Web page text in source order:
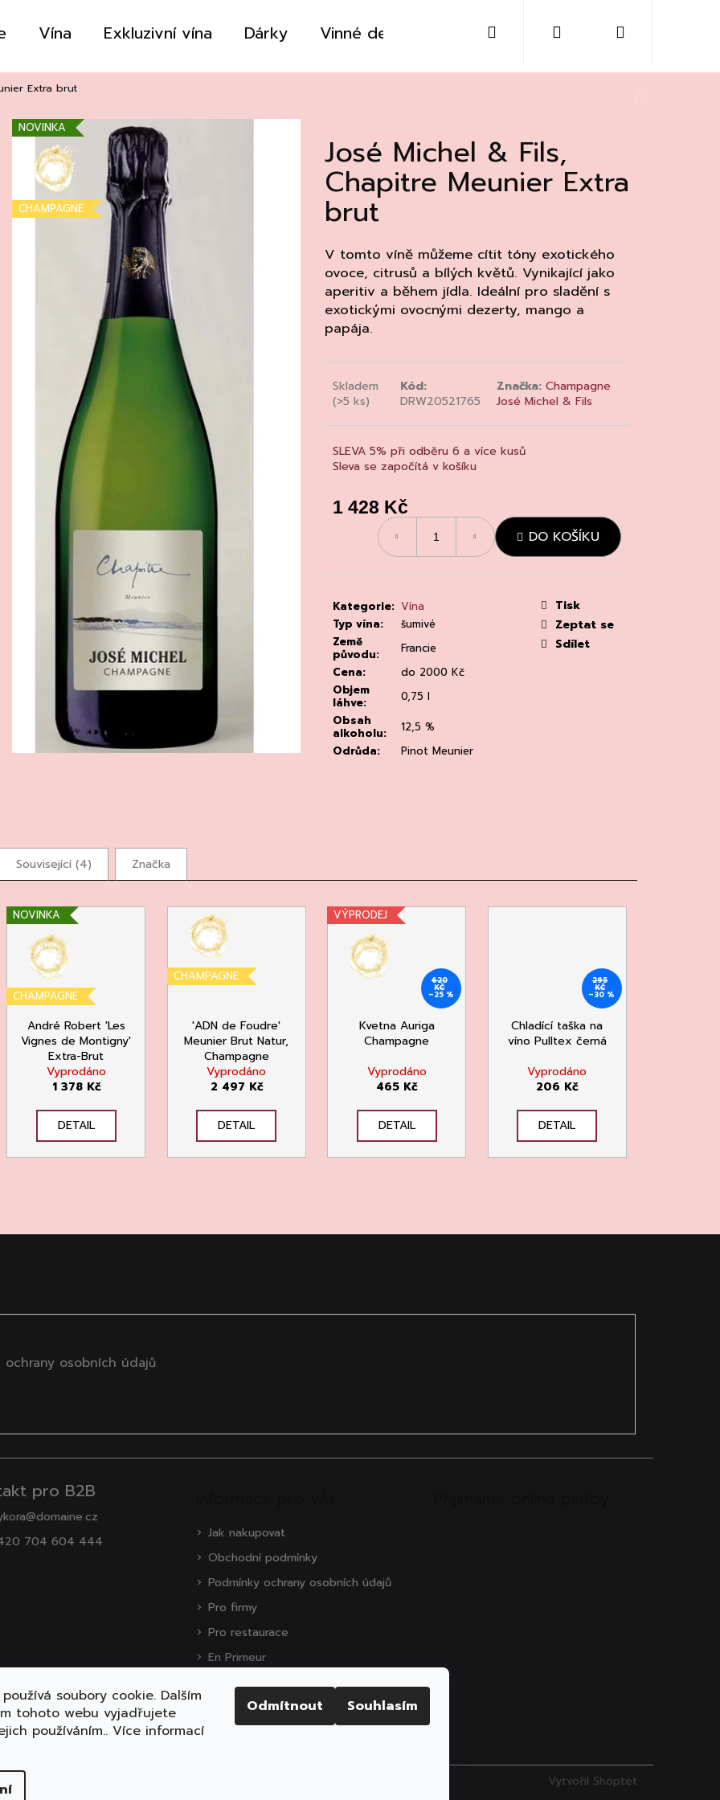
soubory cookie. Dalším
tohoto webu vyjadřujete
používáním.. Více informací
Odmítnout Souhlasím
Vína Exkluzivní vína Dárky Vinné destiláty Sklo Doplňky Kontakt
Přihlášení
Extra brut
José Michel & Fils,
Chapitre Meunier Extra
brut
V tomto víně můžeme cítit tóny exotického
ovoce, citrusů a bílých květů. Vynikající jako
aperitiv a během jídla. Ideální pro sladění s
exotickými ovocnými dezerty, mango a
papája.
Skladem
(>5 ks)
Kód:
DRW20521765
Značka:Champagne
José Michel & Fils
SLEVA 5% při odběru 6 a více kusů
Sleva se započítá v košíku
1 428 Kč
DO KOŠÍKU
Kategorie: Vína
Typ vína:
šumivé
Země
původu:
Francie
Cena:
do 2000 Kč
Objem
láhve:
0,75 l
Obsah
alkoholu:
12,5 %
Odrůda: Pinot Meunier
Tisk
Zeptat se
Sdílet
NOVINKA
CHAMPAGNE
Související (4) Značka
NOVINKA
CHAMPAGNE
André Robert 'Les
Vignes de Montigny'
Extra-Brut
Vyprodáno
1 378 Kč
DETAIL
CHAMPAGNE
'ADN de Foudre'
Meunier Brut Natur,
Champagne
Christophe Mignon
Vyprodáno
2 497 Kč
DETAIL
VÝPRODEJ
620
KČ
–25 %
Kvetna Auriga
Champagne
Vyprodáno
465 Kč
DETAIL
295
KČ
–30 %
Chladící taška na
víno Pulltex černá
Vyprodáno
206 Kč
DETAIL
Co potřebujete najít?
Doporučujeme
Následující
CHATELDON, VODA PERLIVÁ
DEGUSTACE DOMAINE 'ALZIPRATU
ochrany osobních údajů
pro B2B
704 604 444
Jak nakupovat
Obchodní podmínky
Podmínky ochrany osobních údajů
Pro firmy
Pro restaurace
En Primeur
Zákaznická podpora
Vytvořil Shoptet